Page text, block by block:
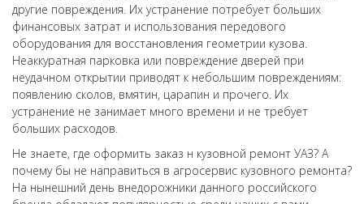
другие повреждения. Их устранение потребует больших
финансовых затрат и использования передового
оборудования для восстановления геометрии кузова.
Неаккуратная парковка или повреждение дверей при
неудачном открытии приводят к небольшим повреждениям:
появлению сколов, вмятин, царапин и прочего. Их
устранение не занимает много времени и не требует
больших расходов.
Не знаете, где оформить заказ н кузовной ремонт УАЗ? А
почему бы не направиться в агросервис кузовного ремонта?
На нынешний день внедорожники данного российского